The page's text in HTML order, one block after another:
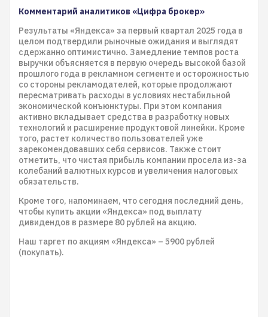
Комментарий аналитиков «Цифра брокер»
Результаты «Яндекса» за первый квартал 2025 года в
целом подтвердили рыночные ожидания и выглядят
сдержанно оптимистично. Замедление темпов роста
выручки объясняется в первую очередь высокой базой
прошлого года в рекламном сегменте и осторожностью
со стороны рекламодателей, которые продолжают
пересматривать расходы в условиях нестабильной
экономической конъюнктуры. При этом компания
активно вкладывает средства в разработку новых
технологий и расширение продуктовой линейки. Кроме
того, растет количество пользователей уже
зарекомендовавших себя сервисов. Также стоит
отметить, что чистая прибыль компании просела из-за
колебаний валютных курсов и увеличения налоговых
обязательств.
Кроме того, напоминаем, что сегодня последний день,
чтобы купить акции «Яндекса» под выплату
дивидендов в размере 80 рублей на акцию.
Наш таргет по акциям «Яндекса» – 5900 рублей
(покупать).